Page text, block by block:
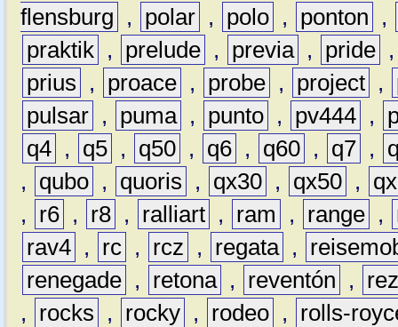
flensburg
, polar , polo , ponton
,
praktik , prelude , previa , pride
prius
, proace , probe , project ,
pulsar , puma , punto , pv444 ,
q4 , q5 , q50 , q6 , q60 , q7 ,
,
qubo , quoris , qx30 , qx50 ,
,
r6 , r8 , ralliart , ram , range ,
rav4 , rc , rcz , regata ,
renegade , retona , reventón ,
,
rocks , rocky , rodeo ,
rolls-